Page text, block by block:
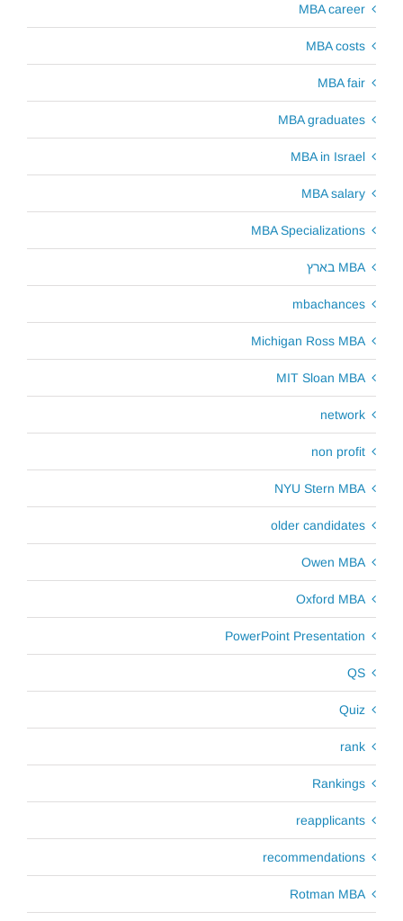
MBA career
MBA costs
MBA fair
MBA graduates
MBA in Israel
MBA salary
MBA Specializations
MBA בארץ
mbachances
Michigan Ross MBA
MIT Sloan MBA
network
non profit
NYU Stern MBA
older candidates
Owen MBA
Oxford MBA
PowerPoint Presentation
QS
Quiz
rank
Rankings
reapplicants
recommendations
Rotman MBA